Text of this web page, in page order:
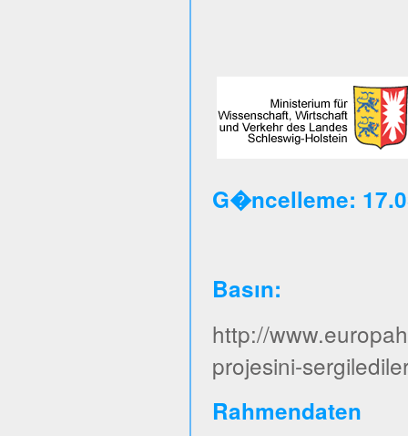
G�ncelleme:
Basın:
http://
projesini-
Rahmendaten